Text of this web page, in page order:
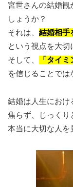
宮世さんの結婚観
しょうか？
それは、 結婚相手
という視点を大切
そして、
「タイ
を信じることでは
結婚は人生におけ
焦らず、じっくり
本当に大切な人を